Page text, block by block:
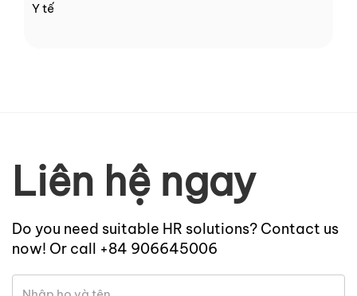
Y tế
Liên hệ ngay
Do you need suitable HR solutions? Contact us
now! Or call +84 906645006